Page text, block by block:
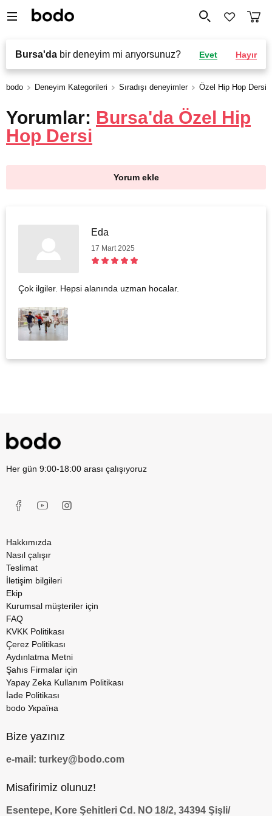
Bursa'da bir deneyim mi arıyorsunuz? Evet Hayır
bodo Deneyim Kategorileri Sıradışı deneyimler Özel Hip Hop Dersi
Yorumlar: Bursa'da Özel Hip
Hop Dersi
Yorum ekle
Eda
17 Mart 2025
Çok ilgiler. Hepsi alanında uzman hocalar.
Her gün 9:00-18:00 arası çalışıyoruz
Hakkımızda
Nasıl çalışır
Teslimat
İletişim bilgileri
Ekip
Kurumsal müşteriler için
FAQ
KVKK Politikası
Çerez Politikası
Aydınlatma Metni
Şahıs Firmalar için
Yapay Zeka Kullanım Politikası
İade Politikası
bodo Україна
Bize yazınız
e-mail: turkey@bodo.com
Misafirimiz olunuz!
Esentepe, Kore Şehitleri Cd. NO 18/2, 34394 Şişli/